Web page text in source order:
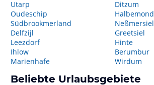
Utarp
Oudeschip
Südbrookmerland
Delfzijl
Leezdorf
Ihlow
Marienhafe
Ditzum
Halbemond
Neßmersiel
Greetsiel
Hinte
Berumbur
Wirdum
Beliebte Urlaubsgebiete